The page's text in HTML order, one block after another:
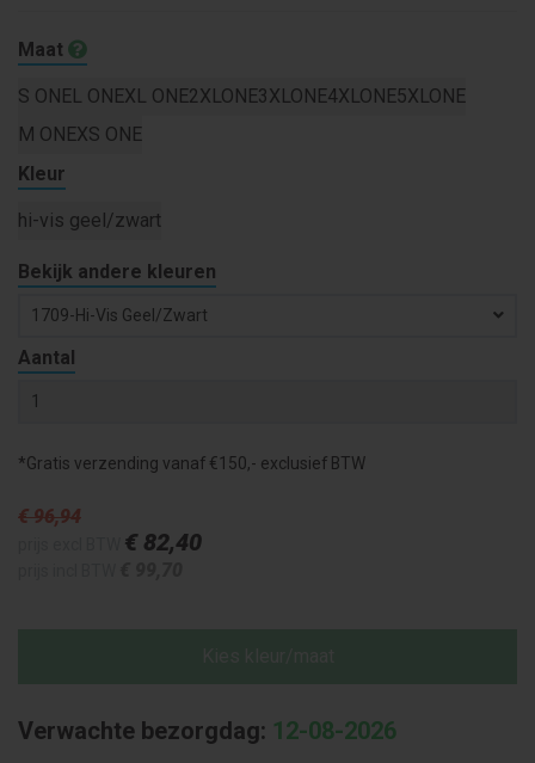
Maat
S ONEL ONEXL ONE2XLONE3XLONE4XLONE5XLONE
M ONEXS ONE
Kleur
hi-vis geel/zwart
Bekijk andere kleuren
1709-Hi-Vis Geel/zwart
Aantal
*Gratis verzending vanaf €150,- exclusief BTW
€ 96,94
€ 82,40
Verwachte bezorgdag: 12-08-2026